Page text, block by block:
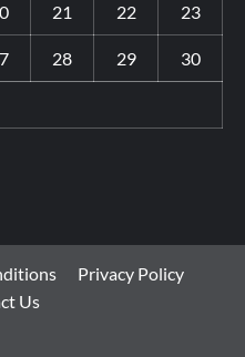
21 22 23
28 29 30
Privacy Policy
Us